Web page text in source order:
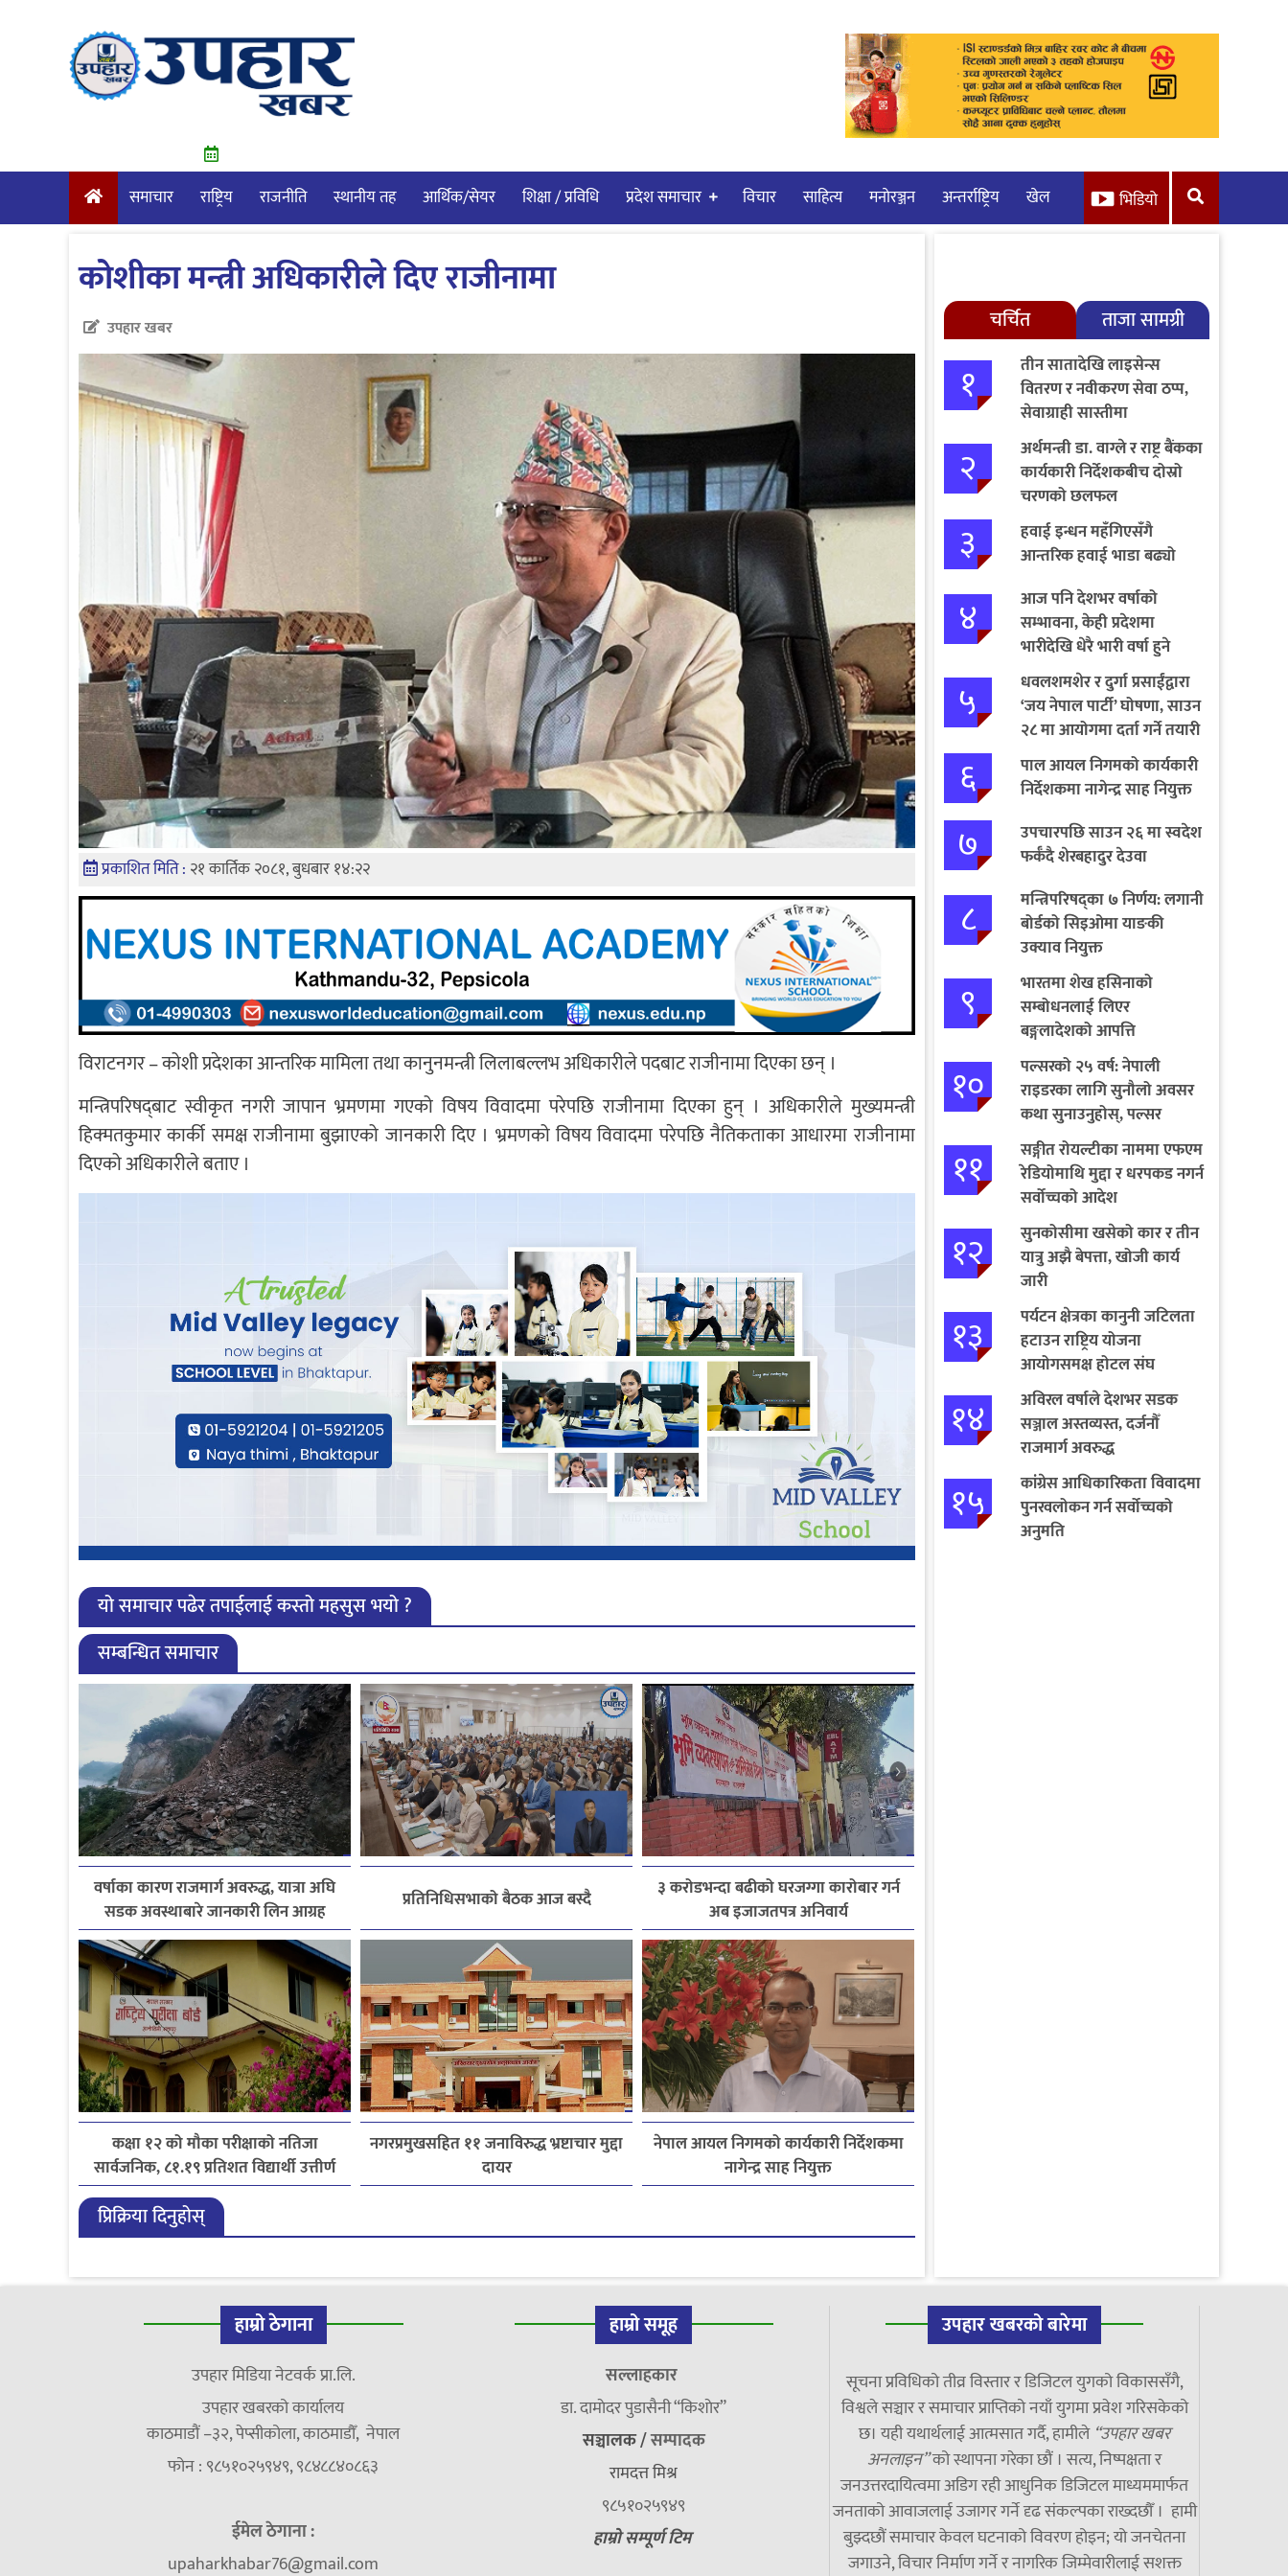
समाचार राष्ट्रिय राजनीति स्थानीय तह आर्थिक/सेयर शिक्षा / प्रविधि प्रदेश समाचार विचार साहित्य मनाेरञ्जन अन्तर्राष्ट्रिय खेल भिडियो
कोशीका मन्त्री अधिकारीले दिए राजीनामा
उपहार खबर
प्रकाशित मिति : २१ कार्तिक २०८१, बुधबार १४:२२
विराटनगर – कोशी प्रदेशका आन्तरिक मामिला तथा कानुनमन्त्री लिलाबल्लभ अधिकारीले पदबाट राजीनामा दिएका छन् ।
मन्त्रिपरिषद्‌बाट स्वीकृत नगरी जापान भ्रमणमा गएको विषय विवादमा परेपछि राजीनामा दिएका हुन् । अधिकारीले मुख्यमन्त्री
हिक्मतकुमार कार्की समक्ष राजीनामा बुझाएको जानकारी दिए । भ्रमणको विषय विवादमा परेपछि नैतिकताका आधारमा राजीनामा
दिएको अधिकारीले बताए ।
यो समाचार पढेर तपाईलाई कस्तो महसुस भयो ?
सम्बन्धित समाचार
वर्षाका कारण राजमार्ग अवरुद्ध, यात्रा अघि
सडक अवस्थाबारे जानकारी लिन आग्रह
प्रतिनिधिसभाको बैठक आज बस्दै
३ करोडभन्दा बढीको घरजग्गा कारोबार गर्न
अब इजाजतपत्र अनिवार्य
कक्षा १२ को मौका परीक्षाको नतिजा
सार्वजनिक, ८१.१९ प्रतिशत विद्यार्थी उत्तीर्ण
नगरप्रमुखसहित ११ जनाविरुद्ध भ्रष्टाचार मुद्दा
दायर
नेपाल आयल निगमको कार्यकारी निर्देशकमा
नागेन्द्र साह नियुक्त
प्रिक्रिया दिनुहोस्
चर्चित ताजा सामग्री
१
तीन सातादेखि लाइसेन्स
वितरण र नवीकरण सेवा ठप्प,
सेवाग्राही सास्तीमा
२
अर्थमन्त्री डा. वाग्ले र राष्ट्र बैंकका
कार्यकारी निर्देशकबीच दोस्रो
चरणको छलफल
३
हवाई इन्धन महँगिएसँगै
आन्तरिक हवाई भाडा बढ्यो
४
आज पनि देशभर वर्षाको
सम्भावना, केही प्रदेशमा
भारीदेखि धेरै भारी वर्षा हुने
चेतावनी
५
धवलशमशेर र दुर्गा प्रसाईंद्वारा
‘जय नेपाल पार्टी’ घोषणा, साउन
२८ मा आयोगमा दर्ता गर्ने तयारी
६
पाल आयल निगमको कार्यकारी
निर्देशकमा नागेन्द्र साह नियुक्त
७
उपचारपछि साउन २६ मा स्वदेश
फर्कँदै शेरबहादुर देउवा
८
मन्त्रिपरिषद्का ७ निर्णय: लगानी
बोर्डको सिइओमा याङकी
उक्याव नियुक्त
९
भारतमा शेख हसिनाको
सम्बोधनलाई लिएर
बङ्गलादेशको आपत्ति
१०
पल्सरको २५ वर्ष: नेपाली
राइडरका लागि सुनौलो अवसर
कथा सुनाउनुहोस्, पल्सर
जित्नुहोस्
११
सङ्गीत रोयल्टीका नाममा एफएम
रेडियोमाथि मुद्दा र धरपकड नगर्न
सर्वोच्चको आदेश
१२
सुनकोसीमा खसेको कार र तीन
यात्रु अझै बेपत्ता, खोजी कार्य
जारी
१३
पर्यटन क्षेत्रका कानुनी जटिलता
हटाउन राष्ट्रिय योजना
आयोगसमक्ष होटल संघ
बागमतीका पाँचबुँदे माग
१४
अविरल वर्षाले देशभर सडक
सञ्जाल अस्तव्यस्त, दर्जनौँ
राजमार्ग अवरुद्ध
१५
कांग्रेस आधिकारिकता विवादमा
पुनरवलोकन गर्न सर्वोच्चको
अनुमति
हाम्रो ठेगाना
उपहार मिडिया नेटवर्क प्रा.लि.
उपहार खबरको कार्यालय
काठमाडौं –३२, पेप्सीकोला, काठमाडौँ, नेपाल
फोन : ९८५१०२५९४९, ९८४८८४०८६३
ईमेल ठेगाना :
upaharkhabar76@gmail.com
हाम्रो समूह
सल्लाहकार
डा. दामाेदर पुडासैनी “किशाेर”
सञ्चालक /सम्पादक
रामदत्त मिश्र
९८५१०२५९४९
हाम्रो सम्पूर्ण टिम
उपहार खबरको बारेमा
सूचना प्रविधिको तीव्र विस्तार र डिजिटल युगको विकाससँगै,
विश्वले सञ्चार र समाचार प्राप्तिको नयाँ युगमा प्रवेश गरिसकेको
छ। यही यथार्थलाई आत्मसात गर्दै, हामीले “उपहार खबर
अनलाइन”को स्थापना गरेका छौं । सत्य, निष्पक्षता र
जनउत्तरदायित्वमा अडिग रही आधुनिक डिजिटल माध्यममार्फत
जनताको आवाजलाई उजागर गर्ने दृढ संकल्पका राख्दछौँ । हामी
बुझ्दछौं समाचार केवल घटनाको विवरण होइन; यो जनचेतना
जगाउने, विचार निर्माण गर्ने र नागरिक जिम्मेवारीलाई सशक्त